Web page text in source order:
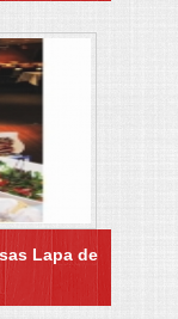
Lapa de